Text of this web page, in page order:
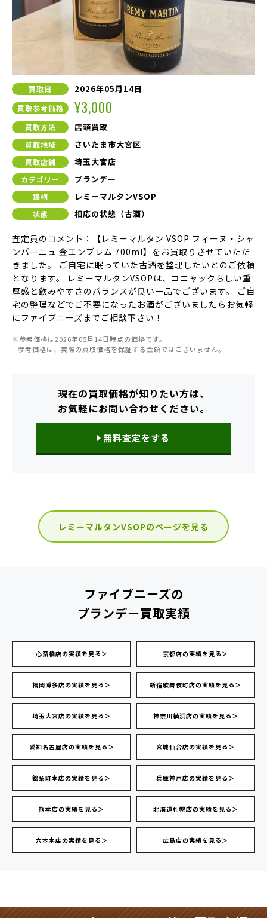
買取日 2026年05月14日
買取参考価格 ¥3,000
買取方法 店頭買取
買取地域 さいたま市大宮区
買取店舗 埼玉大宮店
カテゴリー ブランデー
銘柄 レミーマルタンVSOP
状態 相応の状態（古酒）
査定員のコメント：【レミーマルタン VSOP フィーヌ・シャ
ンパーニュ 金エンブレム 700ml】をお買取りさせていただ
きました。 ご自宅に眠っていた古酒を整理したいとのご依頼
となります。 レミーマルタンVSOPは、コニャックらしい重
厚感と飲みやすさのバランスが良い一品でございます。 ご自
宅の整理などでご不要になったお酒がございましたらお気軽
にファイブニーズまでご相談下さい！
※参考価格は2026年05月14日時点の価格です。
参考価格は、実際の買取価格を保証する金額ではございません。
現在の買取価格が知りたい方は、
お気軽にお問い合わせください。
無料査定をする
レミーマルタンVSOPのページを見る
ファイブニーズの
ブランデー買取実績
心斎橋店の実績を見る＞ 京都店の実績を見る＞
福岡博多店の実績を見る＞ 新宿歌舞伎町店の実績を見る＞
埼玉大宮店の実績を見る＞ 神奈川横浜店の実績を見る＞
愛知名古屋店の実績を見る＞ 宮城仙台店の実績を見る＞
錦糸町本店の実績を見る＞ 兵庫神戸店の実績を見る＞
熊本店の実績を見る＞ 北海道札幌店の実績を見る＞
六本木店の実績を見る＞ 広島店の実績を見る＞